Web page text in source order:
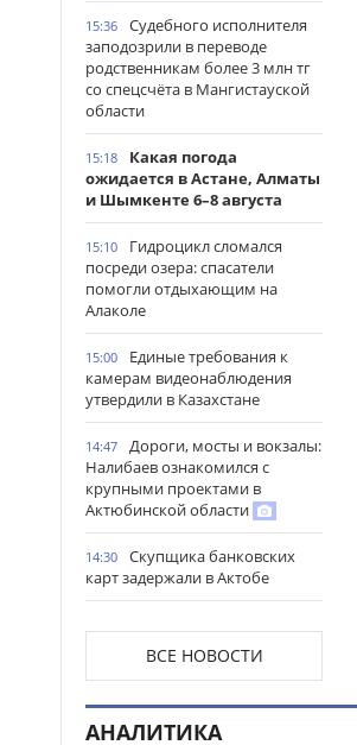
15:36
Судебного исполнителя
заподозрили в переводе
родственникам более 3 млн тг
со спецсчёта в Мангистауской
области
15:18
Какая погода
ожидается в Астане, Алматы
и Шымкенте 6–8 августа
15:10
Гидроцикл сломался
посреди озера: спасатели
помогли отдыхающим на
Алаколе
15:00
Единые требования к
камерам видеонаблюдения
утвердили в Казахстане
14:47
Дороги, мосты и вокзалы:
Налибаев ознакомился с
крупными проектами в
Актюбинской области
14:30
Скупщика банковских
карт задержали в Актобе
масштабный республиканский
проект «Читающая нация»
14:14
Иностранных подростков
спасли в горах Алматинской
ВСЕ НОВОСТИ
АНАЛИТИКА